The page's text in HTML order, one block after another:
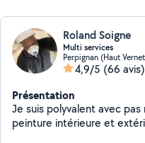
Roland Soigne
Multi services
Perpignan (Haut
4,9/5 (66 avis)
Présentation
Je suis polyvalent avec
peinture intérieure et